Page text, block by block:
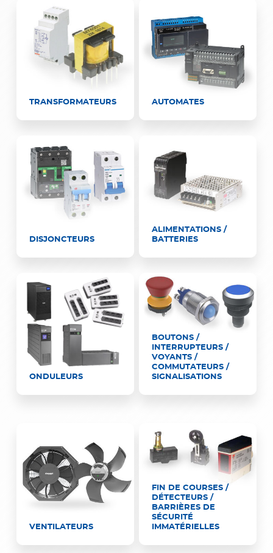
TRANSFORMATEURS AUTOMATES
DISJONCTEURS
ALIMENTATIONS /
BATTERIES
ONDULEURS
BOUTONS /
INTERRUPTEURS /
VOYANTS /
COMMUTATEURS /
SIGNALISATIONS
VENTILATEURS
FIN DE COURSES /
DÉTECTEURS /
BARRIÈRES DE
SÉCURITÉ
IMMATÉRIELLES